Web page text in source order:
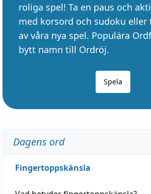
roliga spel! Ta en paus och
med korsord och sudoku eller
av våra nya spel. Populära
bytt namn till Ordröj.
Spela
Dagens ord
Fingertoppskänsla